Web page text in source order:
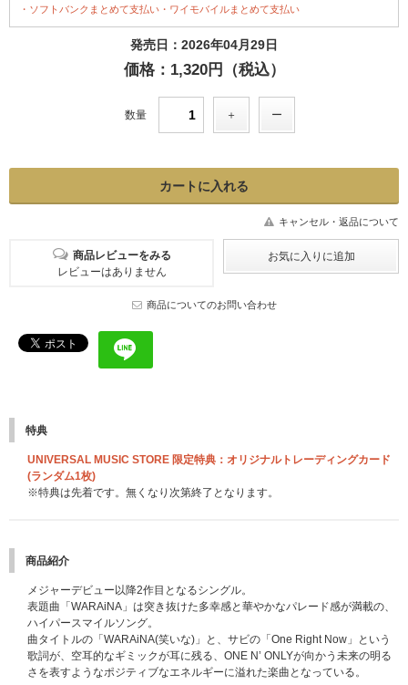
・ソフトバンクまとめて支払い・ワイモバイルまとめて支払い
発売日：2026年04月29日
価格：1,320円（税込）
数量
キャンセル・返品について
商品レビューをみる
レビューはありません
商品についてのお問い合わせ
特典
UNIVERSAL MUSIC STORE 限定特典：オリジナルトレーディングカード
(ランダム1枚)
※特典は先着です。無くなり次第終了となります。
商品紹介
メジャーデビュー以降2作目となるシングル。
表題曲「WARAiNA」は突き抜けた多幸感と華やかなパレード感が満載の、
ハイパースマイルソング。
曲タイトルの「WARAiNA(笑いな)」と、サビの「One Right Now」という
歌詞が、空耳的なギミックが耳に残る、ONE N’ ONLYが向かう未来の明る
さを表すようなポジティブなエネルギーに溢れた楽曲となっている。